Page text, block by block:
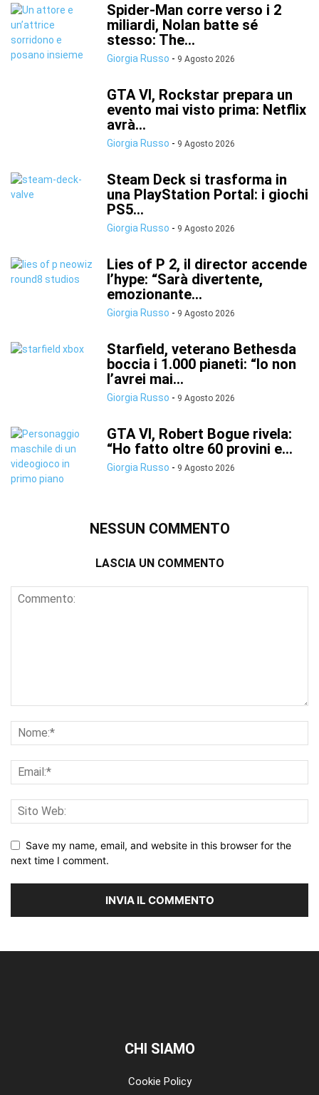
Spider-Man corre verso i 2
miliardi, Nolan batte sé
stesso: The...
Giorgia Russo - 9 Agosto 2026
GTA VI, Rockstar prepara un
evento mai visto prima: Netflix
avrà...
Giorgia Russo - 9 Agosto 2026
Steam Deck si trasforma in
una PlayStation Portal: i giochi
PS5...
Giorgia Russo - 9 Agosto 2026
Lies of P 2, il director accende
l’hype: “Sarà divertente,
emozionante...
Giorgia Russo - 9 Agosto 2026
Starfield, veterano Bethesda
boccia i 1.000 pianeti: “Io non
l’avrei mai...
Giorgia Russo - 9 Agosto 2026
GTA VI, Robert Bogue rivela:
“Ho fatto oltre 60 provini e...
Giorgia Russo - 9 Agosto 2026
NESSUN COMMENTO
LASCIA UN COMMENTO
Save my name, email, and website in this browser for the
next time I comment.
CHI SIAMO
Cookie Policy